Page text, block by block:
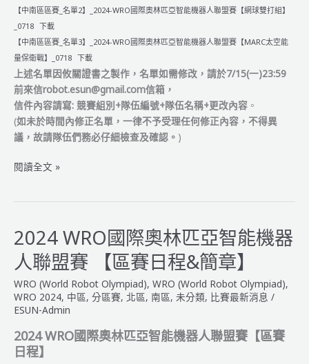
【中南區區賽_名單2】_2024-WRO國際奧林匹亞智能機器人聯盟賽【網球雙打組】
_0718 下載
【中南區區賽_名單3】_2024-WRO國際奧林匹亞智能機器人聯盟賽【MARC太空能
量保衛戰】_0718 下載
上述名單因攸關證書之製作，名單如需修改，請於7/15(一)23:59
前來信robot.esun@gmail.com信箱，
信件內容請寫: 競賽組別+隊伍編號+隊伍名稱+更改內容 。
(如未於時間內修正名單，一律不予受理任何修正內容，不得異
議，故請隊伍們務必仔細檢查及確認。 )
2024
奧
林
匹
智
能
器
人
閱讀全文 »
2024 WRO國際奧林匹亞智能機器
人聯盟賽 【區賽日程&簡章】
WRO (World Robot Olympiad), WRO (World Robot Olympiad),
WRO 2024, 中區, 分區賽, 北區, 南區, 未分類, 比賽最新消息 /
ESUN-Admin
2024 WRO國際奧林匹亞智能機器人聯盟賽【區賽
日程】